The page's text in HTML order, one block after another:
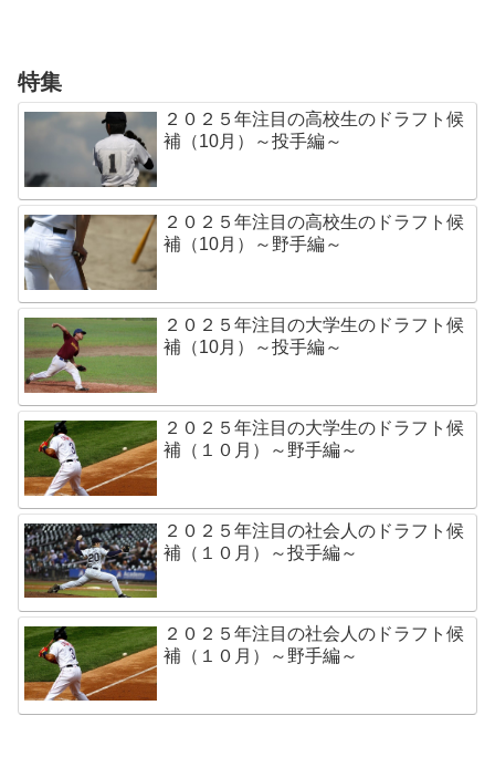
特集
２０２５年注目の高校生のドラフト候
補（10月）～投手編～
２０２５年注目の高校生のドラフト候
補（10月）～野手編～
２０２５年注目の大学生のドラフト候
補（10月）～投手編～
２０２５年注目の大学生のドラフト候
補（１０月）～野手編～
２０２５年注目の社会人のドラフト候
補（１０月）～投手編～
２０２５年注目の社会人のドラフト候
補（１０月）～野手編～